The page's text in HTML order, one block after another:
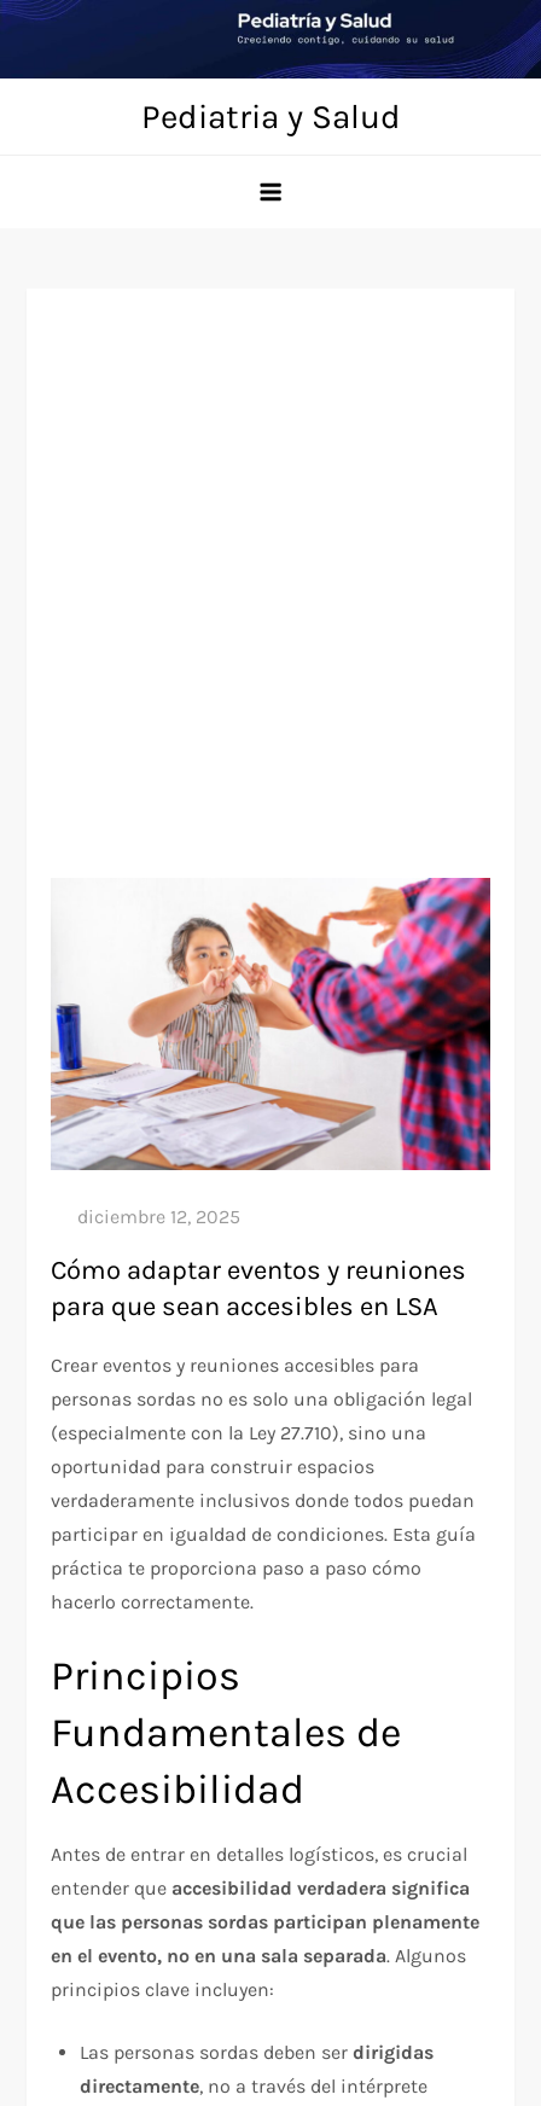
Saltar
contenido
Pediatria y Salud
Cómo adaptar eventos y reuniones
para que sean accesibles en LSA
Crear eventos y reuniones accesibles para
personas sordas no es solo una obligación legal
(especialmente con la Ley 27.710), sino una
oportunidad para construir espacios
verdaderamente inclusivos donde todos puedan
participar en igualdad de condiciones. Esta guía
práctica te proporciona paso a paso cómo
hacerlo correctamente.
Principios
Fundamentales de
Accesibilidad
Antes de entrar en detalles logísticos, es crucial
entender que accesibilidad verdadera significa
que las personas sordas participan plenamente
en el evento, no en una sala separada. Algunos
principios clave incluyen:​
Las personas sordas deben serdirigidas
directamente, no a través del intérprete